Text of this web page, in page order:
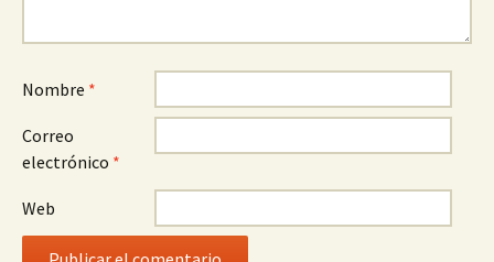
Nombre *
Correo
electrónico *
Web